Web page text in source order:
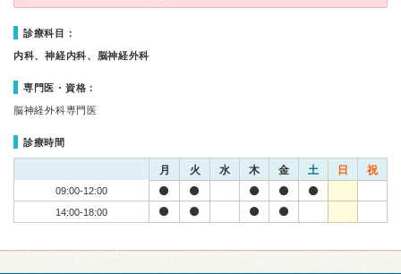
診療科目：
内科、神経内科、脳神経外科
専門医・資格：
脳神経外科専門医
診療時間
月 火 水 木 金 土 日 祝
09:00-12:00
14:00-18:00